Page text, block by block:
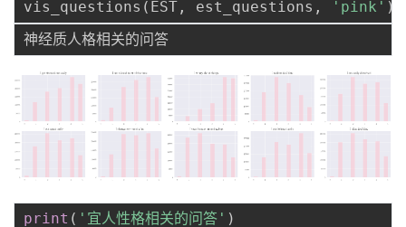
vis_questions ( EST , est_questions , 'pink' )
print ( '宜人性格相关的问答' )